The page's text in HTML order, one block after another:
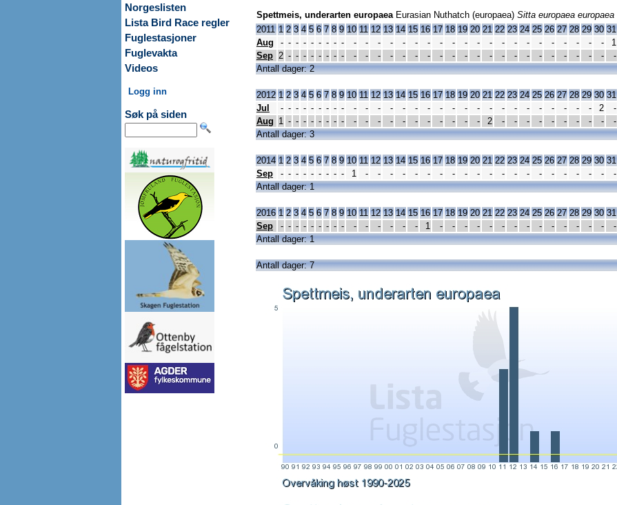
Norgeslisten
Lista Bird Race regler
Fuglestasjoner
Fuglevakta
Videos
Logg inn
Søk på siden
Spettmeis, underarten europaea Eurasian Nuthatch (europaea) Sitta europaea europaea
2011 1 2 3 4 5 6 7 8 9 10 11 12 13 14 15 16 17 18 19 20 21 22 23 24 25 26 27 28 29 30 31
Aug
- - - - - - - - - - - - - - - - - - - - - - - - - - - - - - 1
Sep 2 - - - - - - - - - - - - - - - - - - - - - - - - - - - - - -
Antall dager: 2
2012 1 2 3 4 5 6 7 8 9 10 11 12 13 14 15 16 17 18 19 20 21 22 23 24 25 26 27 28 29 30 31
Jul
- - - - - - - - - - - - - - - - - - - - - - - - - - - - - 2 -
Aug 1 - - - - - - - - - - - - - - - - - - - 2 - - - - - - - - - -
Antall dager: 3
2014 1 2 3 4 5 6 7 8 9 10 11 12 13 14 15 16 17 18 19 20 21 22 23 24 25 26 27 28 29 30 31
Sep
- - - - - - - - - 1 - - - - - - - - - - - - - - - - - - - - -
Antall dager: 1
2016 1 2 3 4 5 6 7 8 9 10 11 12 13 14 15 16 17 18 19 20 21 22 23 24 25 26 27 28 29 30 31
Sep
- - - - - - - - - - - - - - - 1 - - - - - - - - - - - - - - -
Antall dager: 1
Antall dager: 7